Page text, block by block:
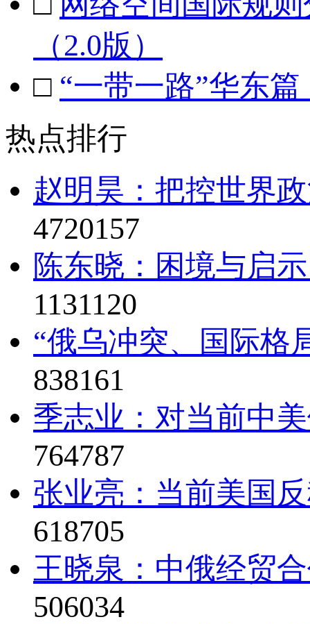
（2.0版）
□ “一带一路”华东
热点排行
赵明昊：把控世界
4720157
陈东晓：困境与启
1131120
“俄乌冲突、国际格
838161
季志业：对当前中
764787
张业亮：当前美国
618705
王晓泉：中俄经贸
506034